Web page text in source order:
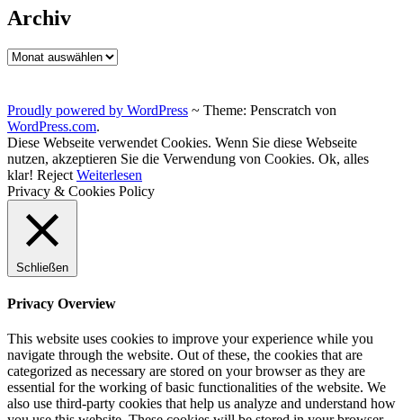
Archiv
Archiv
Proudly powered by WordPress ~ Theme: Penscratch von
WordPress.com.
Diese Webseite verwendet Cookies. Wenn Sie diese Webseite
nutzen, akzeptieren Sie die Verwendung von Cookies. Ok, alles
klar! Reject Weiterlesen
Privacy & Cookies Policy
Schließen
Privacy Overview
This website uses cookies to improve your experience while you
navigate through the website. Out of these, the cookies that are
categorized as necessary are stored on your browser as they are
essential for the working of basic functionalities of the website. We
also use third-party cookies that help us analyze and understand how